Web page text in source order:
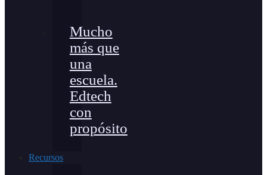
Mucho
más que
una
escuela.
Edtech
con
propósito
Recursos